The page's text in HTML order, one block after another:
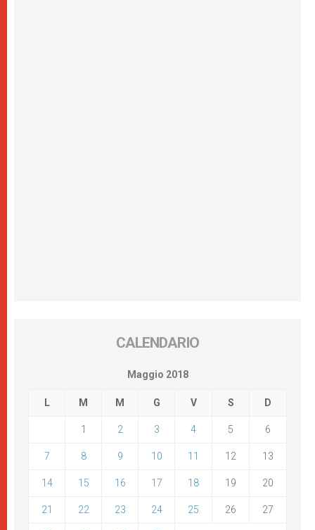
CALENDARIO
Maggio 2018
L M M G V S D
1 2 3 4 5 6
7 8 9 10 11 12 13
14 15 16 17 18 19 20
21 22 23 24 25 26 27